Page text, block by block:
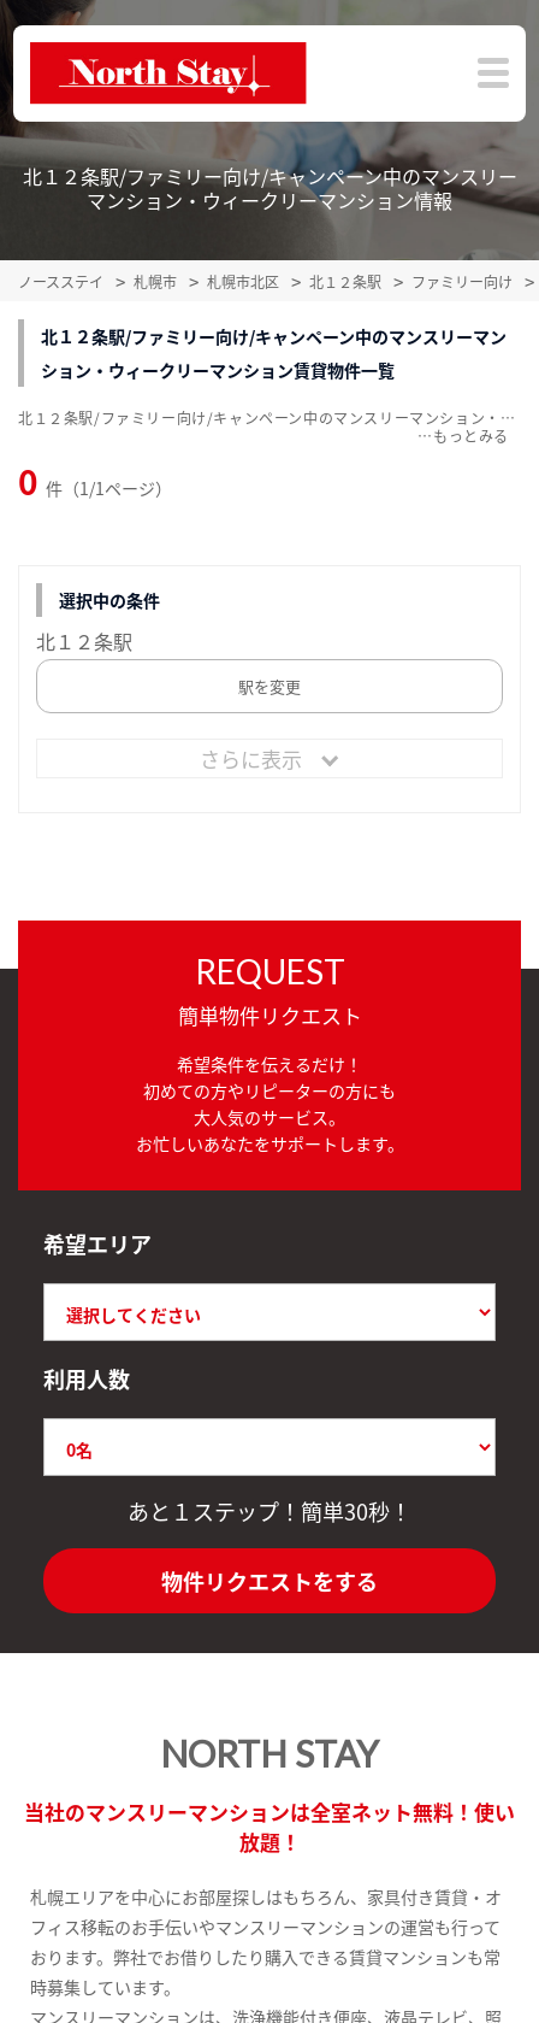
北１２条駅/ファミリー向け/キャンペーン中のマンスリー
マンション・ウィークリーマンション情報
ノースステイ 札幌市 札幌市北区 北１２条駅 ファミリー向け
北１２条駅/ファミリー向け/キャンペーン中のマンスリーマン
ション・ウィークリーマンション賃貸物件一覧
0 件（1/1ページ）
北１２条駅/ファミリー向け/キャンペーン中のマンスリーマンション・ウィークリーマンション賃貸物件一覧を掲載中。敷金・礼金無料、家具・家電付をご紹介。こだわり条件での絞込みも簡単！
…
選択中の条件
北１２条駅
駅を変更
さらに表示
REQUEST
簡単物件リクエスト
希望条件を伝えるだけ！
初めての方やリピーターの方にも
大人気のサービス。
お忙しいあなたをサポートします。
希望エリア
利用人数
あと１ステップ！簡単30秒！
物件リクエストをする
NORTH STAY
当社のマンスリーマンションは全室ネット無料！使い
放題！
札幌エリアを中心にお部屋探しはもちろん、家具付き賃貸・オ
フィス移転のお手伝いやマンスリーマンションの運営も行って
おります。弊社でお借りしたり購入できる賃貸マンションも常
時募集しています。
マンスリーマンションは、洗浄機能付き便座、液晶テレビ、照